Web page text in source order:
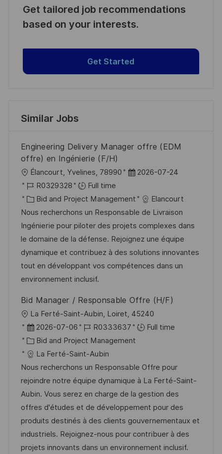
Get tailored job recommendations
based on your interests.
Get Started
Similar Jobs
Engineering Delivery Manager offre (EDM
offre) en Ingénierie (F/H)
L
o
c
a
t
i
o
n
Élancourt, Yvelines, 78990
P
s
t
e
d
D
a
2026-07-24
J
o
b
I
d
R0329328
Full time
C
a
t
e
g
o
r
Bid and Project Management
Elancourt
Nous recherchons un Responsable de Livraison
Ingénierie pour piloter des projets complexes dans
le domaine de la défense. Rejoignez une équipe
dynamique et contribuez à des solutions innovantes
tout en développant vos compétences dans un
environnement inclusif.
Bid Manager / Responsable Offre (H/F)
L
o
c
a
t
i
o
n
La Ferté-Saint-Aubin, Loiret, 45240
P
o
s
t
e
d
D
a
t
e
2026-07-06
J
o
b
I
d
R0333637
Full time
C
a
t
e
g
o
r
y
Bid and Project Management
La Ferté-Saint-Aubin
Nous recherchons un Responsable Offre pour
rejoindre notre équipe dynamique à La Ferté-Saint-
Aubin. Vous serez en charge de la gestion des
offres d'études et de développement pour des
produits destinés à des clients gouvernementaux et
industriels. Rejoignez-nous pour contribuer à des
projets innovants dans un environnement inclusif.